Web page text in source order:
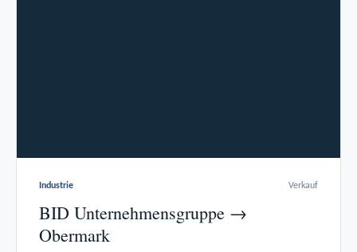
Industrie Verkauf
BID Unternehmensgruppe →
Obermark